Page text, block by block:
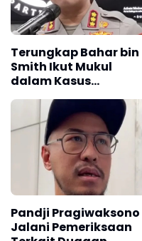
Terungkap Bahar bin
Smith Ikut Mukul
dalam Kasus
Penganiayaan di
Tangerang
Pandji Pragiwaksono
Jalani Pemeriksaan